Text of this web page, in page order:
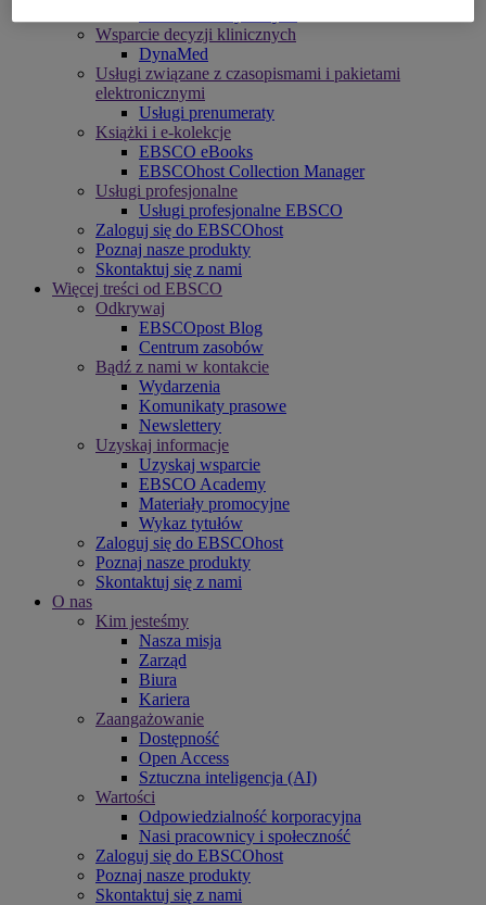
Wsparcie decyzji klinicznych
DynaMed
Usługi związane z czasopismami i pakietami
elektronicznymi
Usługi prenumeraty
Książki i e-kolekcje
EBSCO eBooks
EBSCOhost Collection Manager
Usługi profesjonalne
Usługi profesjonalne EBSCO
Zaloguj się do EBSCOhost
Poznaj nasze produkty
Skontaktuj się z nami
Więcej treści od EBSCO
Odkrywaj
EBSCOpost Blog
Centrum zasobów
Bądź z nami w kontakcie
Wydarzenia
Komunikaty prasowe
Newslettery
Uzyskaj informacje
Uzyskaj wsparcie
EBSCO Academy
Materiały promocyjne
Wykaz tytułów
Zaloguj się do EBSCOhost
Poznaj nasze produkty
Skontaktuj się z nami
O nas
Kim jesteśmy
Nasza misja
Zarząd
Biura
Kariera
Zaangażowanie
Dostępność
Open Access
Sztuczna inteligencja (AI)
Wartości
Odpowiedzialność korporacyjna
Nasi pracownicy i społeczność
Zaloguj się do EBSCOhost
Poznaj nasze produkty
Skontaktuj się z nami